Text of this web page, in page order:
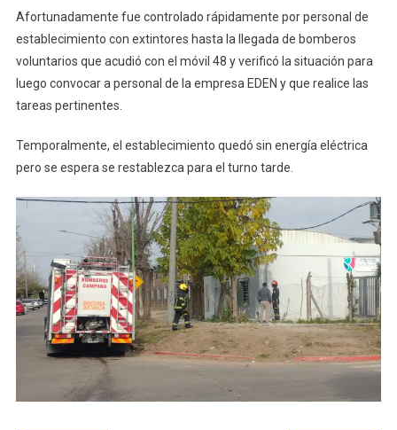
Afortunadamente fue controlado rápidamente por personal de
establecimiento con extintores hasta la llegada de bomberos
voluntarios que acudió con el móvil 48 y verificó la situación para
luego convocar a personal de la empresa EDEN y que realice las
tareas pertinentes.
Temporalmente, el establecimiento quedó sin energía eléctrica
pero se espera se restablezca para el turno tarde.